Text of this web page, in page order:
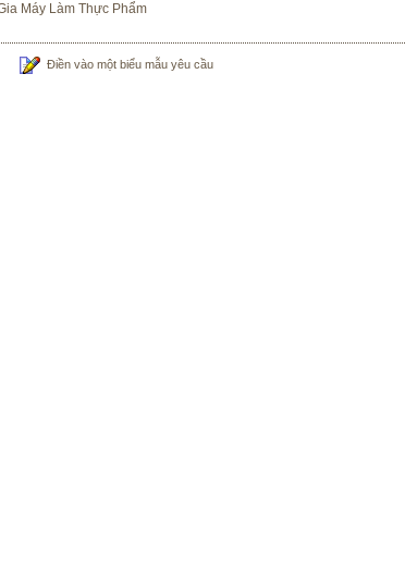
Máy Làm Thực Phẩm
Điền vào một biểu mẫu yêu cầu